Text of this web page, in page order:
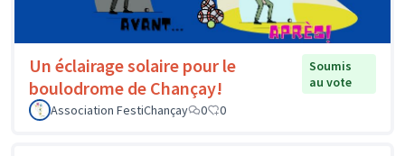
Un éclairage solaire pour le
boulodrome de Chançay!
Soumis
au vote
Association FestiChançay
0 0